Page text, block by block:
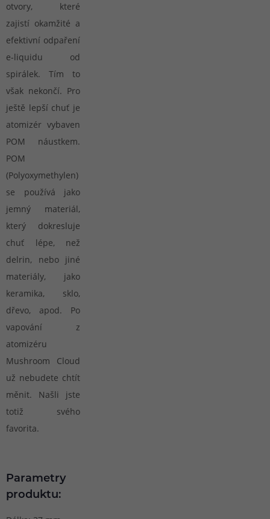
otvory, které
zajistí okamžité a
efektivní odpaření
e-liquidu od
spirálek. Tím to
však nekončí. Pro
ještě lepší chuť je
atomizér vybaven
POM náustkem.
POM
(Polyoxymethylen)
se používá jako
jemný materiál,
který dokresluje
chuť lépe, než
delrin, nebo jiné
materiály, jako
keramika, sklo,
dřevo, apod. Po
vapování z
atomizéru
Mushroom Cloud
už nebudete chtít
měnit. Našli jste
totiž svého
favorita.
Parametry
produktu: